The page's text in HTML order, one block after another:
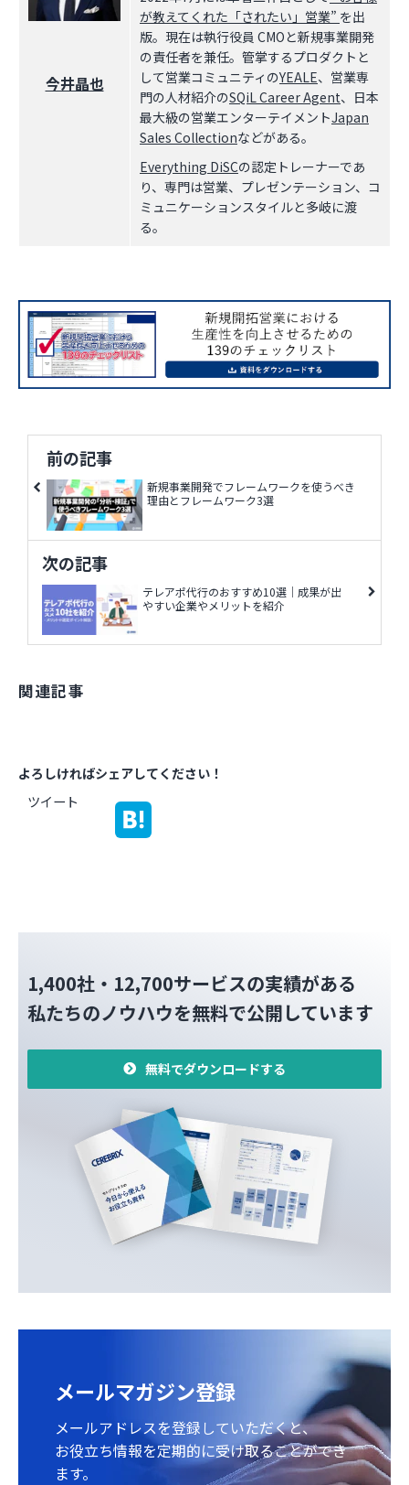
今井晶也
が教えてくれた「されたい」営業” を出
版。現在は執行役員 CMOと新規事業開発
の責任者を兼任。管掌するプロダクトと
して営業コミュニティのYEALE、営業専
門の人材紹介のSQiL Career Agent、日本
最大級の営業エンターテイメントJapan
Sales Collectionなどがある。
Everything DiSCの認定トレーナーであ
り、専門は営業、プレゼンテーション、コ
ミュニケーションスタイルと多岐に渡
る。
前の記事
新規事業開発でフレームワークを使うべき
理由とフレームワーク3選
次の記事
テレアポ代行のおすすめ10選｜成果が出
やすい企業やメリットを紹介
関連記事
よろしければシェアしてください！
ツイート
1,400社・12,700サービスの実績がある
私たちのノウハウを無料で公開しています
無料でダウンロードする
メールマガジン登録
メールアドレスを登録していただくと、
お役立ち情報を定期的に受け取ることができ
ます。